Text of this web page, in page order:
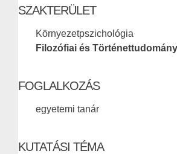
SZAKTERÜLET
Környezetpszichológia
Filozófiai és
FOGLALKOZÁS
egyetemi tanár
KUTATÁSI TÉMA